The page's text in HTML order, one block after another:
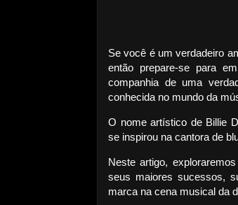
Se você é um verdadeiro
então prepare-se para
companhia de uma
conhecida no mundo da
O nome artístico de Billie
se inspirou na cantora de
Neste artigo,
seus maiores sucessos,
marca na cena musical da